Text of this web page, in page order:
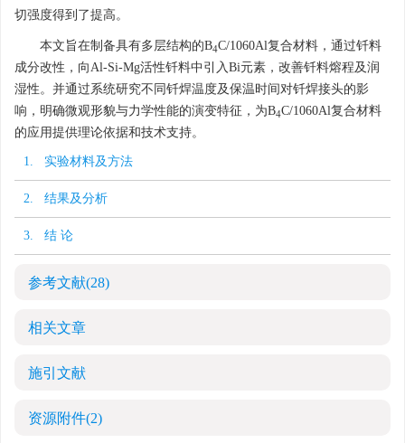
切强度得到了提高。
本文旨在制备具有多层结构的B4C/1060Al复合材料，通过钎料
成分改性，向Al-Si-Mg活性钎料中引入Bi元素，改善钎料熔程及润
湿性。并通过系统研究不同钎焊温度及保温时间对钎焊接头的影
响，明确微观形貌与力学性能的演变特征，为B4C/1060Al复合材料
的应用提供理论依据和技术支持。
1. 实验材料及方法
2. 结果及分析
3. 结 论
参考文献(28)
相关文章
施引文献
资源附件(2)